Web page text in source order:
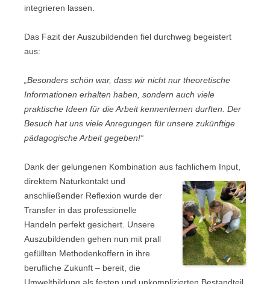
integrieren lassen.
Das Fazit der Auszubildenden fiel durchweg begeistert
aus:
„Besonders schön war, dass wir nicht nur theoretische
Informationen erhalten haben, sondern auch viele
praktische Ideen für die Arbeit kennenlernen durften. Der
Besuch hat uns viele Anregungen für unsere zukünftige
pädagogische Arbeit gegeben!“
Dank der gelungenen Kombination aus fachlichem Input,
direktem Naturkontakt und
anschließender Reflexion wurde der
Transfer in das professionelle
Handeln perfekt gesichert. Unsere
Auszubildenden gehen nun mit prall
gefüllten Methodenkoffern in ihre
berufliche Zukunft – bereit, die